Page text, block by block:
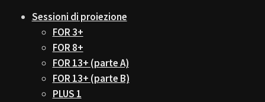
Sessioni di proiezione
FOR 3+
FOR 8+
FOR 13+ (parte A)
FOR 13+ (parte B)
PLUS 1